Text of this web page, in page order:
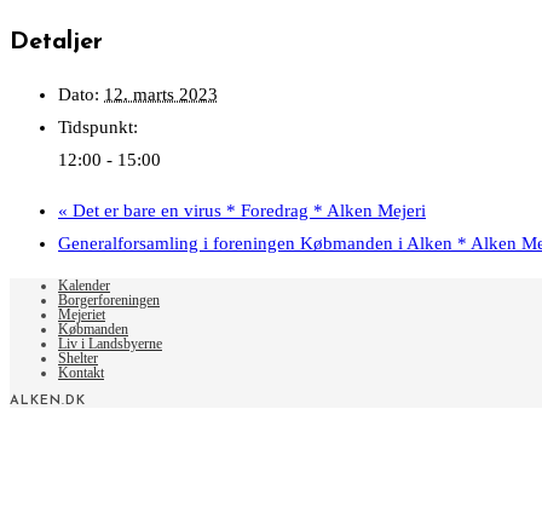
Detaljer
Dato: 12. marts 2023
Tidspunkt:
12:00 - 15:00
« Det er bare en virus * Foredrag * Alken Mejeri
Generalforsamling i foreningen Købmanden i Alken * Alken
Kalender
Borgerforeningen
Mejeriet
Købmanden
Liv i Landsbyerne
Shelter
Kontakt
ALKEN.DK